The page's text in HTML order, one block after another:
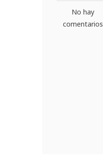
No hay
comentarios